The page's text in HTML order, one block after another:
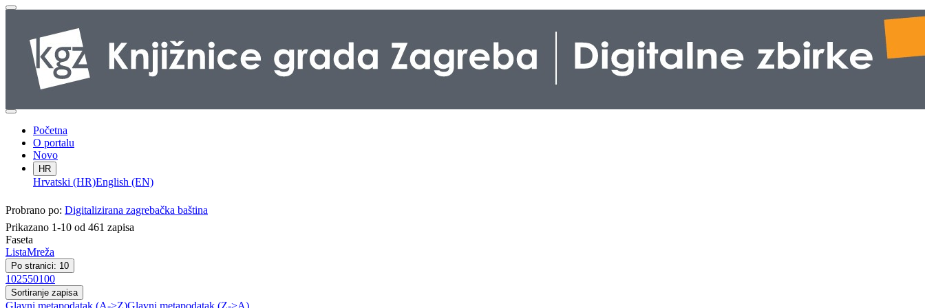
Početna
O portalu
Novo
HR
Hrvatski (HR)English (EN)
Probrano po: Digitalizirana zagrebačka baština
Prikazano 1-10 od 461 zapisa
Faseta
ListaMreža
Po stranici: 10
102550100
Sortiranje zapisa
Glavni metapodatak (A->Z)Glavni metapodatak (Z->A)